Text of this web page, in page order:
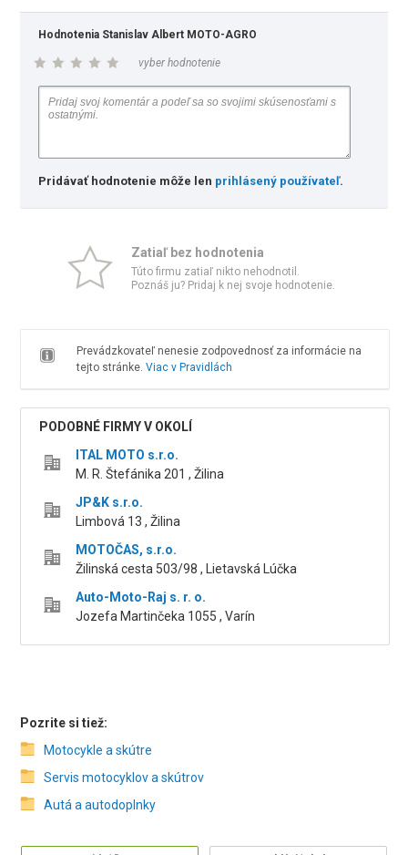
Hodnotenia Stanislav Albert MOTO-AGRO
vyber hodnotenie
Pridávať hodnotenie môže len prihlásený používateľ.
Zatiaľ bez hodnotenia
Túto firmu zatiaľ nikto nehodnotil.
Poznáš ju? Pridaj k nej svoje hodnotenie.
Prevádzkovateľ nenesie zodpovednosť za informácie na
tejto stránke. Viac v Pravidlách
PODOBNÉ FIRMY V OKOLÍ
ITAL MOTO s.r.o.
M. R. Štefánika 201 , Žilina
JP&K s.r.o.
Limbová 13 , Žilina
MOTOČAS, s.r.o.
Žilinská cesta 503/98 , Lietavská Lúčka
Auto-Moto-Raj s. r. o.
Jozefa Martinčeka 1055 , Varín
Pozrite si tiež:
Motocykle a skútre
Servis motocyklov a skútrov
Autá a autodoplnky